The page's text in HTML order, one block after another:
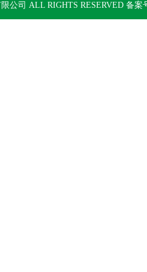
公司 ALL RIGHTS RESERVED 备案